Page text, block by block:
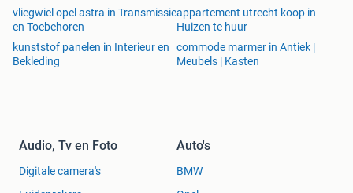
vliegwiel opel astra in Transmissie
en Toebehoren
appartement utrecht koop in
Huizen te huur
kunststof panelen in Interieur en
Bekleding
commode marmer in Antiek |
Meubels | Kasten
Audio, Tv en Foto
Digitale camera's
Auto's
BMW